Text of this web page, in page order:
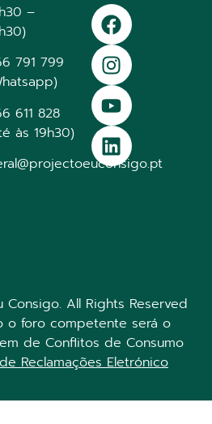
–
791 799
611 828
às 19h30)
All Rights Reserved
o foro competente será o
de Conflitos de Consumo
Reclamações Eletrónico